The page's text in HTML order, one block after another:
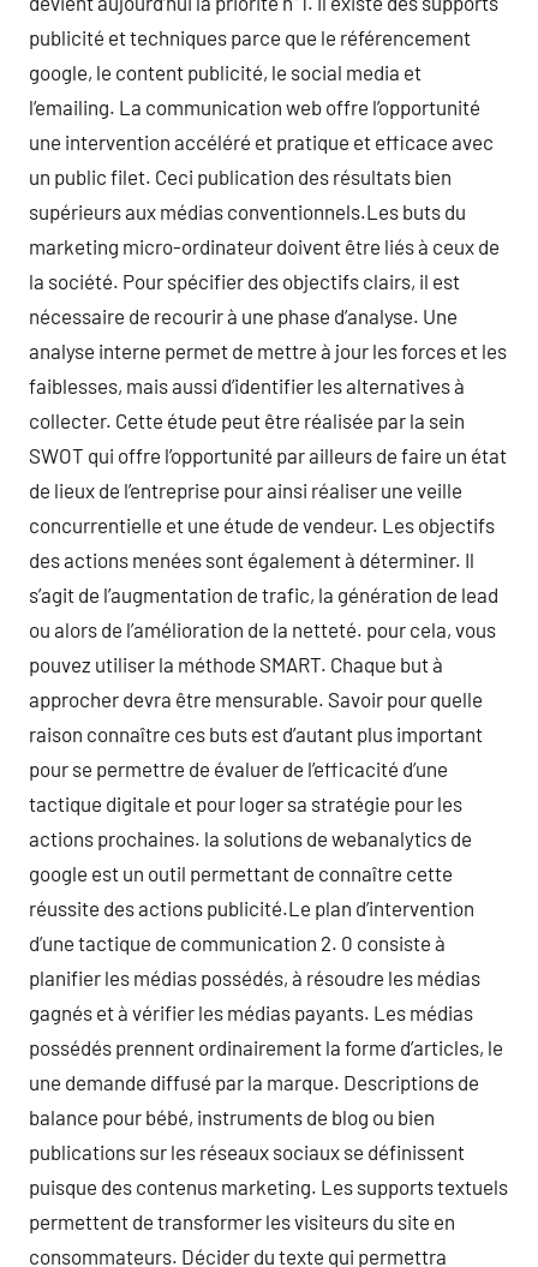
publicité et techniques parce que le référencement
google, le content publicité, le social media et
l’emailing. La communication web offre l’opportunité
une intervention accéléré et pratique et efficace avec
un public filet. Ceci publication des résultats bien
supérieurs aux médias conventionnels.Les buts du
marketing micro-ordinateur doivent être liés à ceux de
la société. Pour spécifier des objectifs clairs, il est
nécessaire de recourir à une phase d’analyse. Une
analyse interne permet de mettre à jour les forces et les
faiblesses, mais aussi d’identifier les alternatives à
collecter. Cette étude peut être réalisée par la sein
SWOT qui offre l’opportunité par ailleurs de faire un état
de lieux de l’entreprise pour ainsi réaliser une veille
concurrentielle et une étude de vendeur. Les objectifs
des actions menées sont également à déterminer. Il
s’agit de l’augmentation de trafic, la génération de lead
ou alors de l’amélioration de la netteté. pour cela, vous
pouvez utiliser la méthode SMART. Chaque but à
approcher devra être mensurable. Savoir pour quelle
raison connaître ces buts est d’autant plus important
pour se permettre de évaluer de l’efficacité d’une
tactique digitale et pour loger sa stratégie pour les
actions prochaines. la solutions de webanalytics de
google est un outil permettant de connaître cette
réussite des actions publicité.Le plan d’intervention
d’une tactique de communication 2. 0 consiste à
planifier les médias possédés, à résoudre les médias
gagnés et à vérifier les médias payants. Les médias
possédés prennent ordinairement la forme d’articles, le
une demande diffusé par la marque. Descriptions de
balance pour bébé, instruments de blog ou bien
publications sur les réseaux sociaux se définissent
puisque des contenus marketing. Les supports textuels
permettent de transformer les visiteurs du site en
consommateurs. Décider du texte qui permettra